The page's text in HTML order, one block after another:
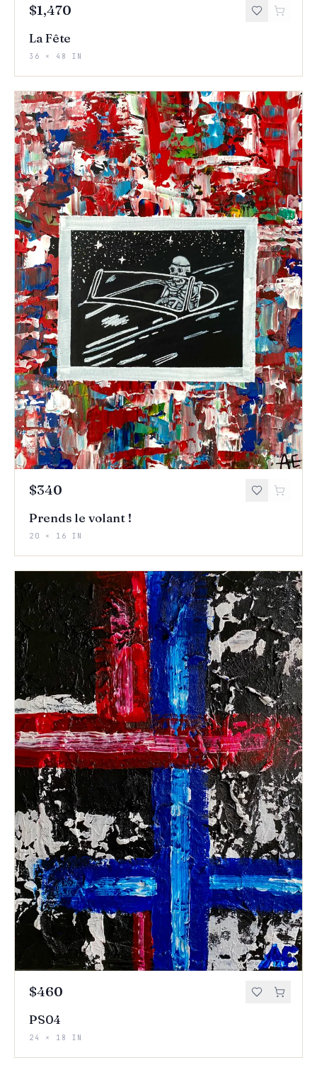
$1,470
La Fête
36 × 48 IN
$340
Prends le volant !
20 × 16 IN
$460
PS04
24 × 18 IN